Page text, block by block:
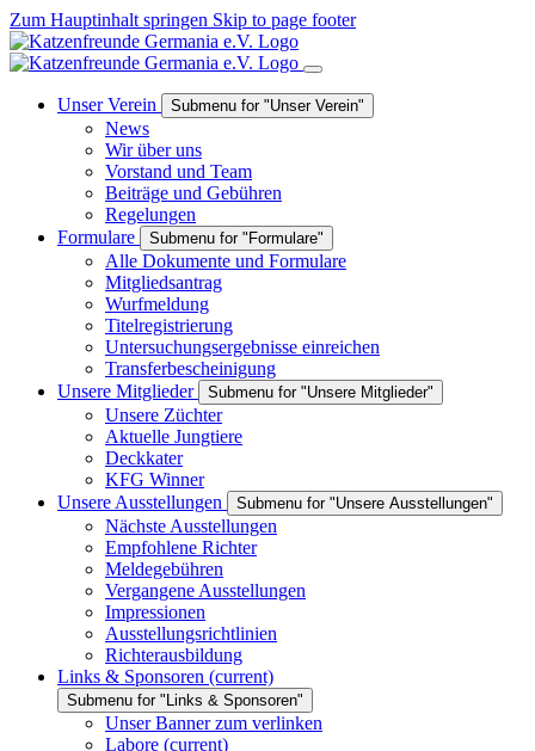
Zum Hauptinhalt springen Skip to page footer
Unser Verein Submenu for "Unser Verein"
News
Wir über uns
Vorstand und Team
Beiträge und Gebühren
Regelungen
Formulare
Submenu for "Formulare"
Alle Dokumente und Formulare
Mitgliedsantrag
Wurfmeldung
Titelregistrierung
Untersuchungsergebnisse einreichen
Transferbescheinigung
Unsere Mitglieder
Submenu for "Unsere Mitglieder"
Unsere Züchter
Aktuelle Jungtiere
Deckkater
KFG Winner
Unsere Ausstellungen
Submenu for "Unsere Ausstellungen"
Nächste Ausstellungen
Empfohlene Richter
Meldegebühren
Vergangene Ausstellungen
Impressionen
Ausstellungsrichtlinien
Richterausbildung
Links & Sponsoren (current)
Submenu for "Links & Sponsoren"
Unser Banner zum verlinken
Labore (current)